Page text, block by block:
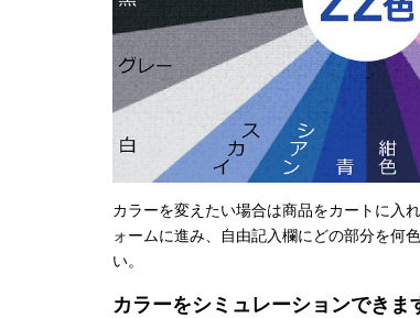
カラーを変えたい場合は商品をカートに入
ォームに進み、自由記入欄にどの部分を何
い。
カラーをシミュレーションできま